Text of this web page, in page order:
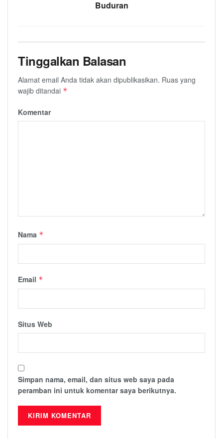
Buduran
Tinggalkan Balasan
Alamat email Anda tidak akan dipublikasikan. Ruas yang
wajib ditandai *
Komentar
Nama *
Email *
Situs Web
Simpan nama, email, dan situs web saya pada
peramban ini untuk komentar saya berikutnya.